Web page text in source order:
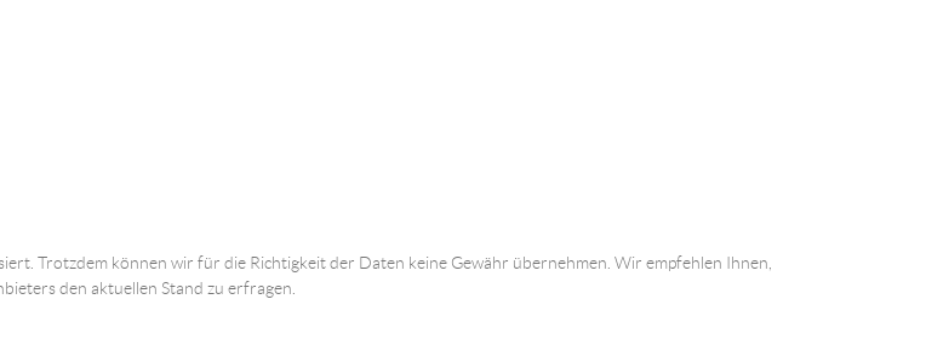
Trotzdem können wir für die Richtigkeit der Daten keine Gewähr übernehmen. Wir empfehlen Ihnen,
den aktuellen Stand zu erfragen.